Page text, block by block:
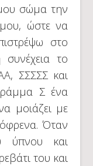
σώμα την
ώστε να
στο
το
ΣΣΣΣΣ και
Σ ένα
μοιάζει με
Όταν
ύπνου και
του και